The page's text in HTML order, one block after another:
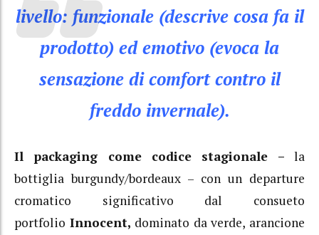
livello: funzionale (descrive cosa fa il
prodotto) ed emotivo (evoca la
sensazione di comfort contro il
freddo invernale).
Il packaging come codice stagionale – la
bottiglia burgundy/bordeaux – con un departure
cromatico significativo dal consueto
portfolio Innocent, dominato da verde, arancione